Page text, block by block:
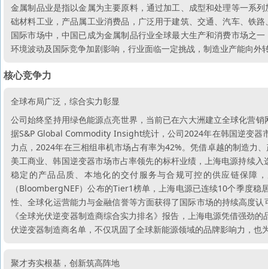
金属制品业是指以金属为主要原料，通过加工、成型和处理等一系
础材料工业，产品属工业消费品，广泛用于建筑、交通、汽车、铁
国际市场中，中国已成为金属制品行业全球最大生产和消费市场之
环境波动及国际竞争加剧影响，行业面临一定挑战，制造业产能向外
核心竞争力
全球布局广泛，综合实力彰显
公司始终坚持用绿色能源点亮世界，当前已在六大洲建立全球化营
据S&P Global Commodity Insight统计，公司2024年在韩国逆变器
力点，2024年在三相组串机市场占有率为42%。凭借卓越的制造力
美工商业、韩国逆变器市场市占率领先的标杆业绩，上海电源持续
稳定的产品品质、本地化的交付服务与合规可控的供应链保障
（BloombergNEF）公布的Tier1榜单，上海电源已连续10个季度
性、全球化运营能力与金融信誉等方面获得了国际市场的持续高度
《全球光伏逆变器制造商综合实力排名》报告，上海电源凭借强劲
伏逆变器制造商名单，不仅巩固了全球新能源领域的品牌影响力，
聚才夯实根基，创新筑高阵地